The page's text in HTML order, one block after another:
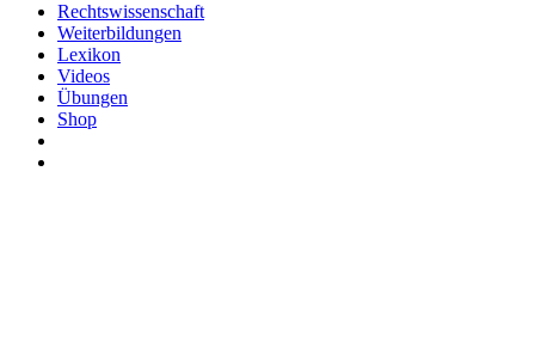
Rechtswissenschaft
Weiterbildungen
Lexikon
Videos
Übungen
Shop